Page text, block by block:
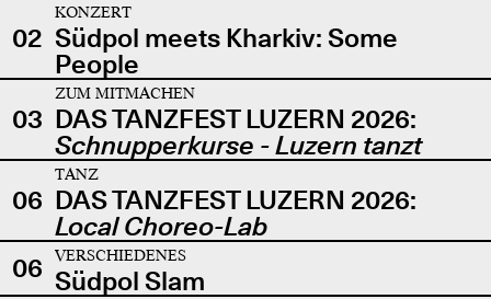
02
KONZERT
Südpol meets Kharkiv: Some
People
03
ZUM MITMACHEN
DAS TANZFEST LUZERN 2026:
Schnupperkurse - Luzern tanzt
06
TANZ
DAS TANZFEST LUZERN 2026:
Local Choreo-Lab
06
VERSCHIEDENES
Südpol Slam